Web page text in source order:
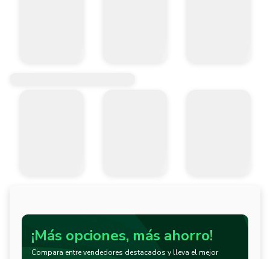
¡Más opciones, más ahorro!
Compara entre vendedores destacados y lleva el mejor